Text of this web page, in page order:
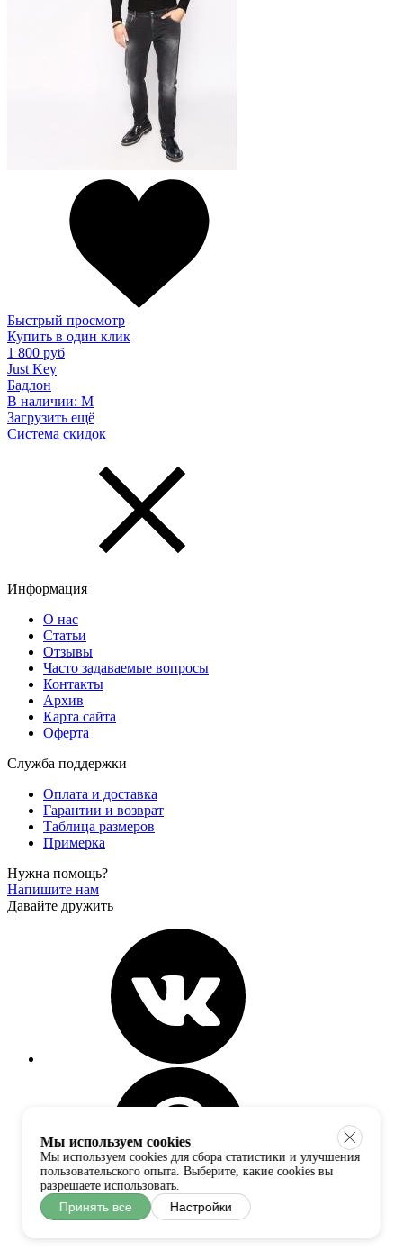
Быстрый просмотр
Купить в один клик
1 800 руб
Just Key
Бадлон
В наличии: M
Загрузить ещё
Система скидок
Информация
О нас
Статьи
Отзывы
Часто задаваемые вопросы
Контакты
Архив
Карта сайта
Оферта
Служба поддержки
Оплата и доставка
Гарантии и возврат
Таблица размеров
Примерка
Нужна помощь?
Напишите нам
Давайте дружить
Мы используем cookies
Мы используем cookies для сбора статистики и улучшения
пользовательского опыта. Выберите, какие cookies вы
разрешаете использовать.
Принять все Настройки